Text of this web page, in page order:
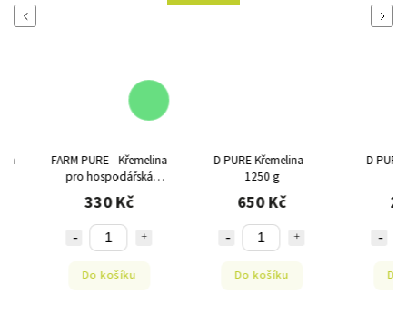
Previous
FARM PURE - Křemelina
pro hospodářská
zvířata - 540g
330 Kč
Do košíku
D PURE Křemelina -
1250 g
650 Kč
Do košíku
D PURE
260
Do
Next